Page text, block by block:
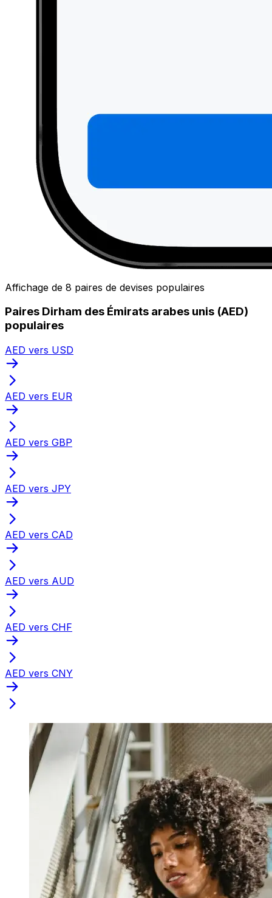
Affichage de 8 paires de devises populaires
Paires Dirham des Émirats arabes unis (AED)
populaires
AED vers USD
AED vers EUR
AED vers GBP
AED vers JPY
AED vers CAD
AED vers AUD
AED vers CHF
AED vers CNY